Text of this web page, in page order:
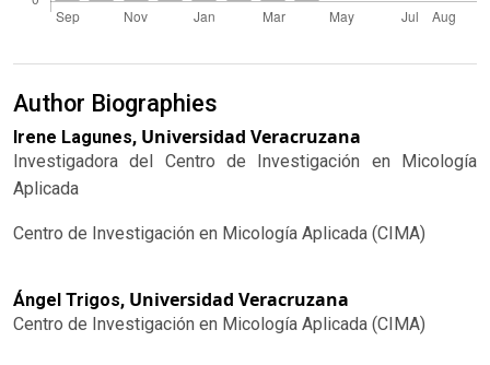
Author Biographies
Irene Lagunes, Universidad Veracruzana
Investigadora del Centro de Investigación en Micología
Aplicada
Centro de Investigación en Micología Aplicada (CIMA)
Ángel Trigos, Universidad Veracruzana
Centro de Investigación en Micología Aplicada (CIMA)